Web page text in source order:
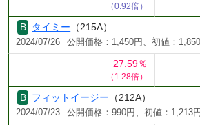
（0.92倍）
タイミー （215A）
2024/07/26 公開価格：1,450円、初値：
27.59％
（1.28倍）
フィットイージー （212A）
2024/07/23 公開価格：990円、初値：1,213円